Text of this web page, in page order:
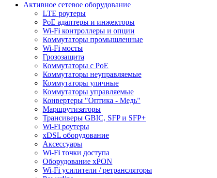
Активное сетевое оборудование
LTE роутеры
PoE адаптеры и инжекторы
Wi-Fi контроллеры и опции
Коммутаторы промышленные
Wi-Fi мосты
Грозозащита
Коммутаторы c PoE
Коммутаторы неуправляемые
Коммутаторы уличные
Коммутаторы управляемые
Конвертеры "Оптика - Медь"
Маршрутизаторы
Трансиверы GBIC, SFP и SFP+
Wi-Fi роутеры
xDSL оборудование
Аксессуары
Wi-Fi точки доступа
Оборудование хPON
Wi-Fi усилители / ретрансляторы